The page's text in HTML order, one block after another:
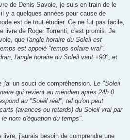
de Denis Savoie, je suis en train de le
y a quelques années pour cause de
est de tout étudier. Ce ne fut pas facile,
livre de Roger Torrenti, c'est promis. Je
que l'angle horaire du Soleil est
est appelé "temps solaire vrai".
l'angle horaire du Soleil vaut +90°, et
j'ai un souci de compréhension. Le "Soleil
qui revient au méridien après 24h 0
au "Soleil réel", tel qu'on peut
(avances ou retards) du Soleil vrai par
nom d'équation du temps".
j'aurais besoin de comprendre une